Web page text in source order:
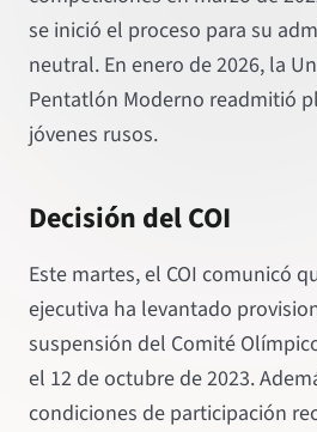
se inició el proceso para su
neutral. En enero de 2026, la
Pentatlón Moderno readmitió
jóvenes rusos.
Decisión del COI
Este martes, el COI comunicó
ejecutiva ha levantado
suspensión del Comité
el 12 de octubre de 2023.
condiciones de participación